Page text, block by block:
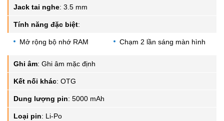
Jack tai nghe: 3.5 mm
Tính năng đặc biệt:
Mở rộng bộ nhớ RAM Chạm 2 lần sáng màn hình
Ghi âm: Ghi âm mặc định
Kết nối khác: OTG
Dung lượng pin: 5000 mAh
Loại pin: Li-Po